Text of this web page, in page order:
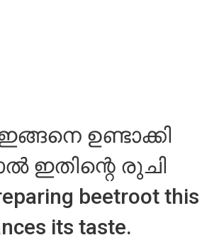
ഇങ്ങനെ ഉണ്ടാക്കി
ഇതിന്റെ രുചി
beetroot this
its taste.